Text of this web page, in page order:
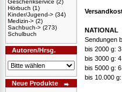
Geschenkservice (2)
Hörbuch (1)
Kinder/Jugend-> (34)
Medizin-> (2)
Sachbuch-> (273)
Schulbuch
Autoren/Hrsg.
Neue Produkte
NATIONAL
Sendungen
bis 2000 g:
bis 3000 g:
bis 5000 g:
bis 10.000